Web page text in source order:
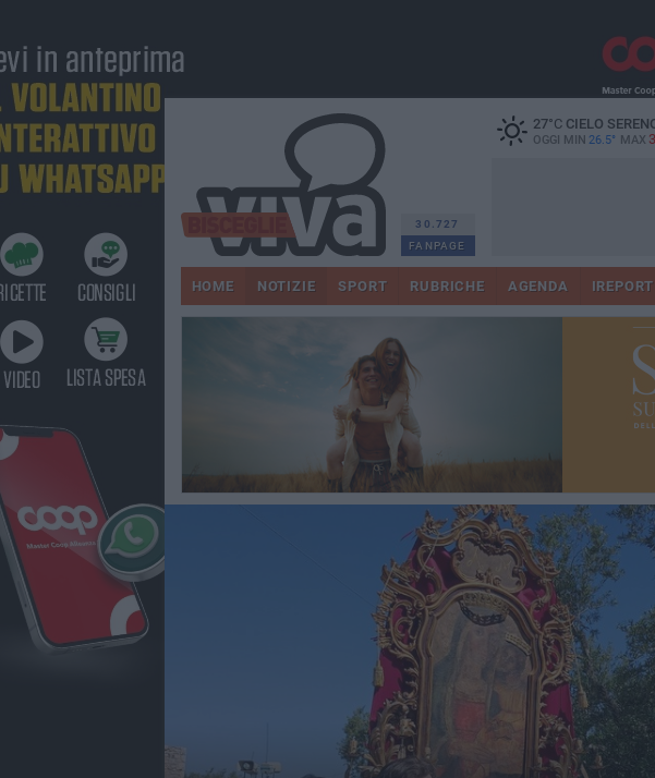
30.727
FANPAGE
27°CCIELO
OGGI MIN 26.5° MAX
HOME NOTIZIE SPORT RUBRICHE AGENDA IREPORT